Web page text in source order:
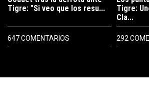
Tigre: "Si veo que los resu...
647 COMENTARIOS
Tigre:
Cla...
292